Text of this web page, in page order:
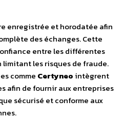
enregistrée et horodatée afin
des échanges. Cette
entre les différentes
les risques de fraude.
comme Certyneo intègrent
afin de fournir aux entreprises
sécurisé et conforme aux